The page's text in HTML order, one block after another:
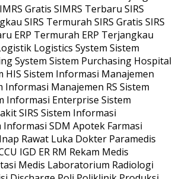
Gratis SIMRS Terbaru SIRS
SIRS Termurah SIRS Gratis SIRS
ERP Termurah ERP Terjangkau
Logistics System Sistem
System Sistem Purchasing Hospital
HIS Sistem Informasi Manajemen
Informasi Manajemen RS Sistem
Informasi Enterprise Sistem
SIRS Sistem Informasi
SDM Apotek Farmasi
Rawat Luka Dokter Paramedis
IGD ER RM Rekam Medis
Medis Laboratorium Radiologi